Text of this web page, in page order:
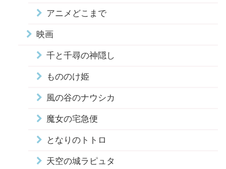
アニメどこまで
映画
千と千尋の神隠し
もののけ姫
風の谷のナウシカ
魔女の宅急便
となりのトトロ
天空の城ラピュタ